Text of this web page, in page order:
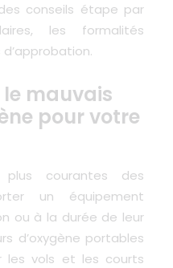
conseils étape par
les formalités
le mauvais
pour votre
courantes des
un équipement
ou à la durée de leur
d’oxygène portables
les vols et les courts